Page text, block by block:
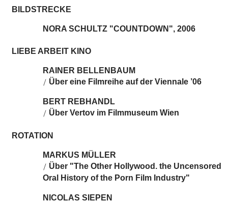
BILDSTRECKE
NORA SCHULTZ "COUNTDOWN", 2006
LIEBE ARBEIT KINO
RAINER BELLENBAUM
/ Über eine Filmreihe auf der Viennale ’06
BERT REBHANDL
/ Über Vertov im Filmmuseum Wien
ROTATION
MARKUS MÜLLER
/ Über "The Other Hollywood. the Uncensored
Oral History of the Porn Film Industry"
NICOLAS SIEPEN